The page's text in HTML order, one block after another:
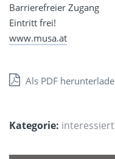
Barrierefreier Zugang
Eintritt frei!
www.musa.at
Als PDF
Kategorie: